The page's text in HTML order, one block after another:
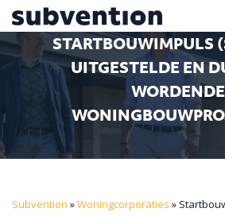
Subvention
STARTBOUWIMPULS
UITGESTELDE EN
WORDENDE
Subvention »Woningcorporaties »